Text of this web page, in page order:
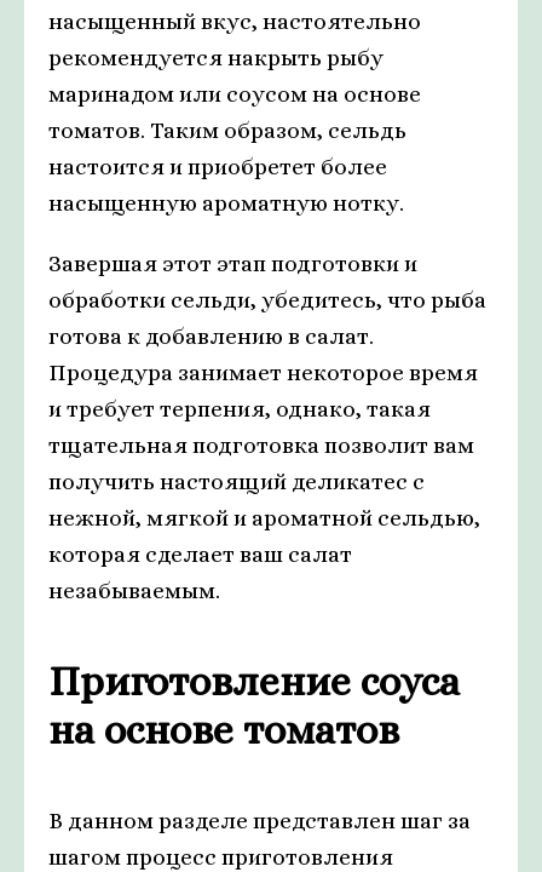
насыщенный вкус, настоятельно
рекомендуется накрыть рыбу
маринадом или соусом на основе
томатов. Таким образом, сельдь
настоится и приобретет более
насыщенную ароматную нотку.
Завершая этот этап подготовки и
обработки сельди, убедитесь, что рыба
готова к добавлению в салат.
Процедура занимает некоторое время
и требует терпения, однако, такая
тщательная подготовка позволит вам
получить настоящий деликатес с
нежной, мягкой и ароматной сельдью,
которая сделает ваш салат
незабываемым.
Приготовление соуса
на основе томатов
В данном разделе представлен шаг за
шагом процесс приготовления